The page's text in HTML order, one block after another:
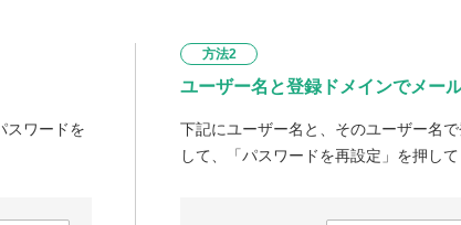
スワードを
方法2
ユーザー名と登録ドメインでメー
下記にユーザー名と、そのユーザー名
して、「パスワードを再設定」を押して